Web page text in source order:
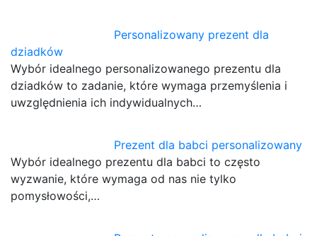
Personalizowany prezent dla
dziadków
Wybór idealnego personalizowanego prezentu dla
dziadków to zadanie, które wymaga przemyślenia i
uwzględnienia ich indywidualnych…
Prezent dla babci personalizowany
Wybór idealnego prezentu dla babci to często
wyzwanie, które wymaga od nas nie tylko
pomysłowości,…